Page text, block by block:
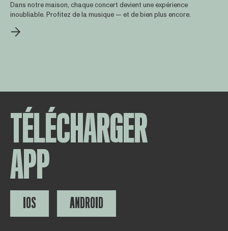
Dans notre maison, chaque concert devient une expérience
inoubliable. Profitez de la musique — et de bien plus encore.
TÉLÉCHARGER
APP
IOS ANDROID